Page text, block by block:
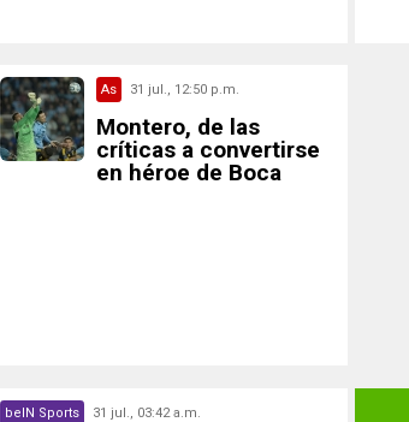
As 31 jul., 12:50 p.m.
Montero, de las
críticas a convertirse
en héroe de Boca
beIN Sports 31 jul., 03:42 a.m.